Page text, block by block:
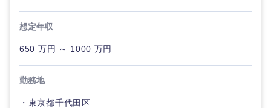
選択する
想定年収
650 万円 ～ 1000 万円
勤務地
・東京都千代田区